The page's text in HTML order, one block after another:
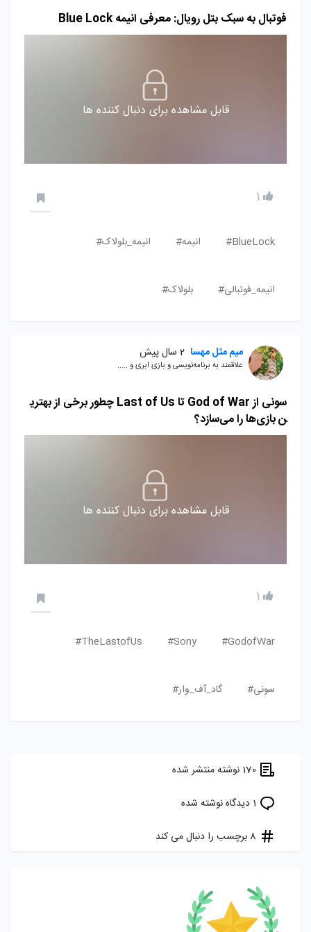
فوتبال به سبک بتل رویال: معرفی انیمه Blue Lock
قابل مشاهده برای دنبال کننده ها
1
BlueLock# انیمه# انیمه_بلولاک#
انیمه_فوتبالی# بلولاک#
میم مثل مهسا 2 سال پیش
علاقمند به برنامه‌نویسی و بازی ابری و .....
سونی از God of War تا Last of Us چطور برخی از بهتری
ن بازی‌ها را می‌سازد؟‌
قابل مشاهده برای دنبال کننده ها
1
GodofWar#
Sony#
TheLastofUs#
سونی# گاد_آف_وار#